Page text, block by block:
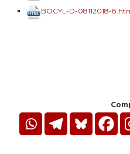
BOCYL-D-08112018-